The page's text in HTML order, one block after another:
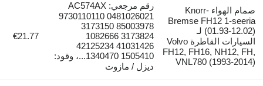
صمام الهواء Knorr-
Bremse FH12
(01.93-12.02) لـ
السيارات القاطرة Volvo
FH12, FH16,
VNL780
رقم مرجعي: AC574AX
9730110110 0481026021
3173150 85003978
1082666 3173824
42125234 41031426
1340470 1505410...، وقود:
ديزل / مازوت